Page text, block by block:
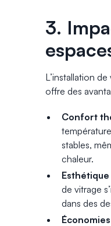
3.
L’installation
offre des
Confort
stables,
chaleur.
de vitrage
dans des